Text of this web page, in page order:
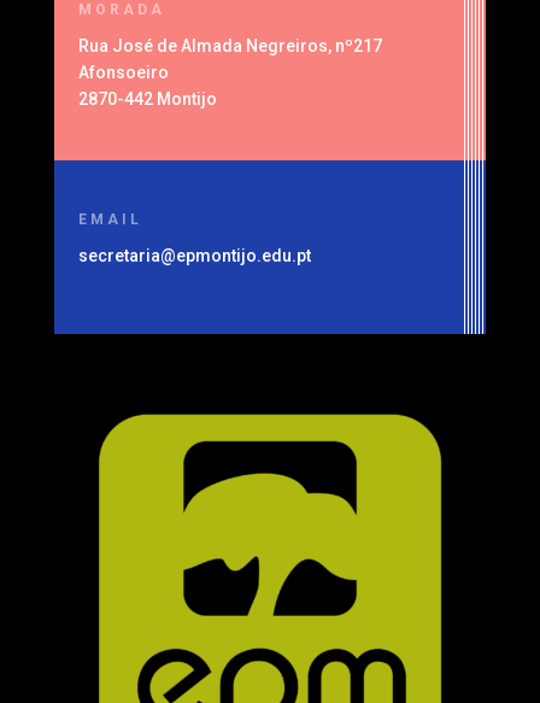
MORADA
Rua José de Almada Negreiros, nº217
Afonsoeiro
2870-442 Montijo
EMAIL
secretaria@epmontijo.edu.pt